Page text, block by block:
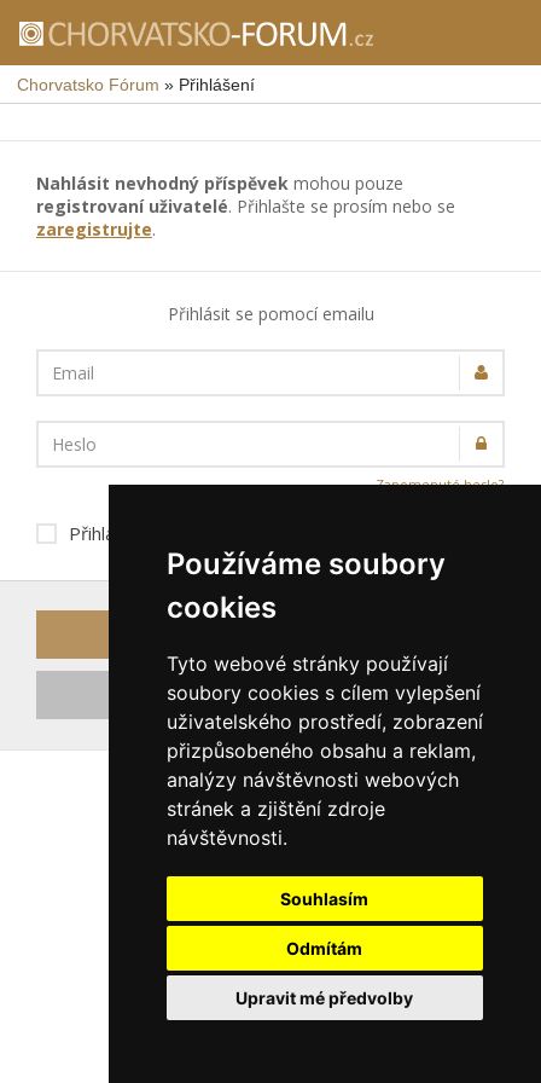
Používáme soubory
cookies
Tyto webové stránky používají
soubory cookies s cílem vylepšení
uživatelského prostředí, zobrazení
přizpůsobeného obsahu a reklam,
analýzy návštěvnosti webových
stránek a zjištění zdroje
návštěvnosti.
Souhlasím
Odmítám
Upravit mé předvolby
Chorvatsko Fórum » Přihlášení
Nahlásit nevhodný příspěvek mohou pouze
registrovaní uživatelé. Přihlašte se prosím nebo se
zaregistrujte.
Přihlásit se pomocí emailu
Email
Heslo
Zapomenuté heslo?
Přihlásit trvale na tomto zařízení
Registrovat nový účet